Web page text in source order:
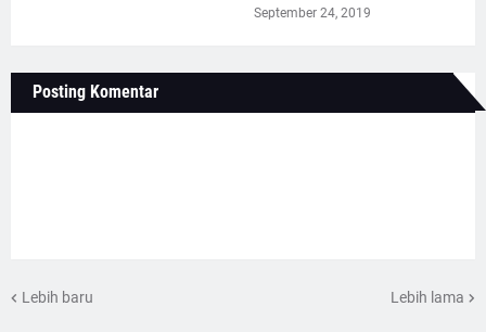
September 24, 2019
Posting Komentar
Lebih baru Lebih lama